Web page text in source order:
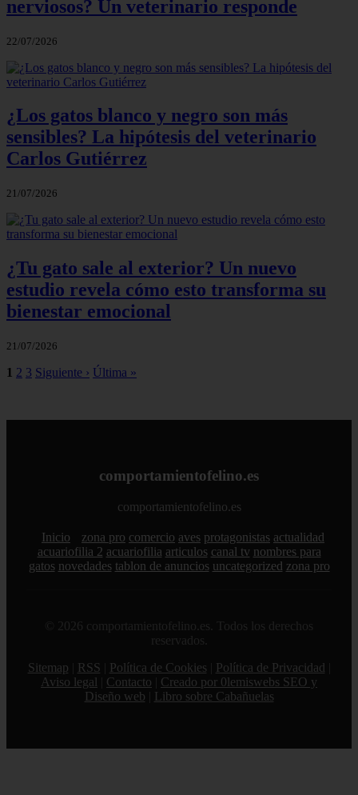
nerviosos? Un veterinario responde
22/07/2026
¿Los gatos blanco y negro son más
sensibles? La hipótesis del veterinario
Carlos Gutiérrez
21/07/2026
¿Tu gato sale al exterior? Un nuevo
estudio revela cómo esto transforma su
bienestar emocional
21/07/2026
1 2 3 Siguiente › Última »
comportamientofelino.es
comportamientofelino.es
Inicio zona pro comercio aves protagonistas actualidad
acuariofilia 2 acuariofilia articulos canal tv nombres para
gatos novedades tablon de anuncios uncategorized zona pro
© 2026 comportamientofelino.es. Todos los derechos
reservados.
Sitemap
RSS Política de Cookies Política de Privacidad
Aviso legal
Contacto
Creado por 0lemiswebs SEO y
Diseño web
Libro sobre Cabañuelas